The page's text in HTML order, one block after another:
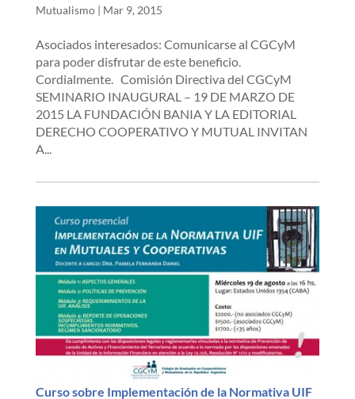
Mutualismo| Mar 9, 2015
Asociados interesados: Comunicarse al CGCyM
para poder disfrutar de este beneficio.
Cordialmente. Comisión Directiva del CGCyM
SEMINARIO INAUGURAL – 19 DE MARZO DE
2015 LA FUNDACIÓN BANIA Y LA EDITORIAL
DERECHO COOPERATIVO Y MUTUAL INVITAN
A...
Curso sobre Implementación de la Normativa UIF